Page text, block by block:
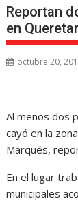
Reportan
en
octubre 20,
Al menos dos
cayó en la
Marqués,
En el lugar
municipales